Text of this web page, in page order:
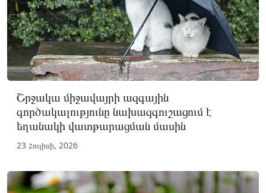
Շրջակա միջավայրի ազգային
գործակալությունը նախազգուշացում է
եղանակի վատթարացման մասին
23 Հուլիսի, 2026